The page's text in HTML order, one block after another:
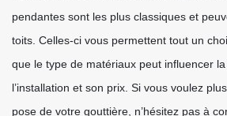
pendantes sont les plus classiques et
toits. Celles-ci vous permettent tout un
que le type de matériaux peut influencer
l’installation et son prix. Si vous voulez
pose de votre gouttière, n’hésitez pas à